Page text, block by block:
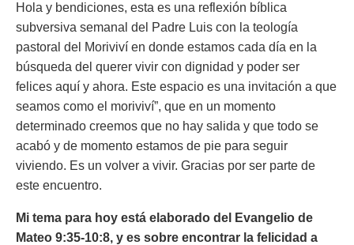
Hola y bendiciones, esta es una reflexión bíblica
subversiva semanal del Padre Luis con la teología
pastoral del Moriviví en donde estamos cada día en la
búsqueda del querer vivir con dignidad y poder ser
felices aquí y ahora. Este espacio es una invitación a que
seamos como el moriviví”, que en un momento
determinado creemos que no hay salida y que todo se
acabó y de momento estamos de pie para seguir
viviendo. Es un volver a vivir. Gracias por ser parte de
este encuentro.
Mi tema para hoy está elaborado del Evangelio de
Mateo 9:35-10:8, y es sobre encontrar la felicidad a